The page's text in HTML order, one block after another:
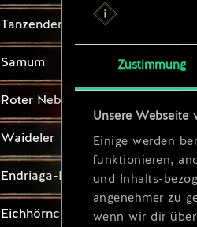
Zustimmung
Unsere Webseite
Einige werden
funktionieren,
und Inhalts-
angenehmer zu
wenn wir dir
Tanzender Stern
Samum
Roter Nebel
Waideler
Endriaga-Kriegerin
Eichhörnchen